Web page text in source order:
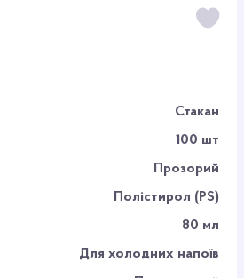
Стакан
100 шт
Прозорий
Полістирол (PS)
80 мл
Для холодних напоїв